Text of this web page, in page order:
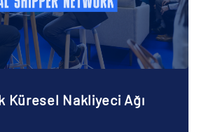
Küresel Nakliyeci Ağı